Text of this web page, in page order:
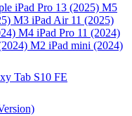
iPad Pro 13 (2025) M5
M3 iPad Air 11 (2025)
M4 iPad Pro 11 (2024)
M2 iPad mini (2024)
Tab S10 FE